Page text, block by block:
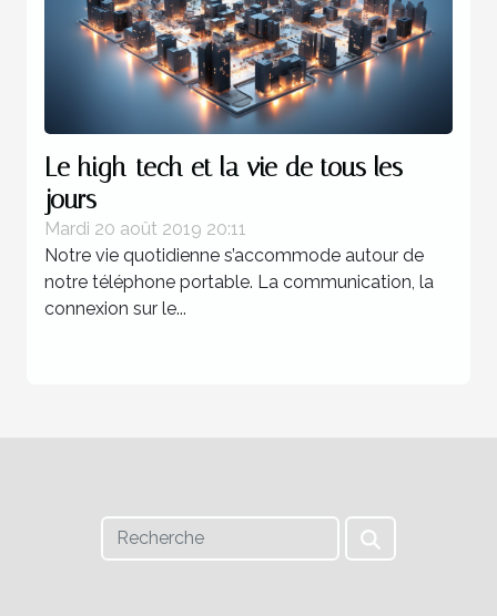
Le high-tech et la vie de tous les
jours
Mardi 20 août 2019 20:11
Notre vie quotidienne s’accommode autour de
notre téléphone portable. La communication, la
connexion sur le...